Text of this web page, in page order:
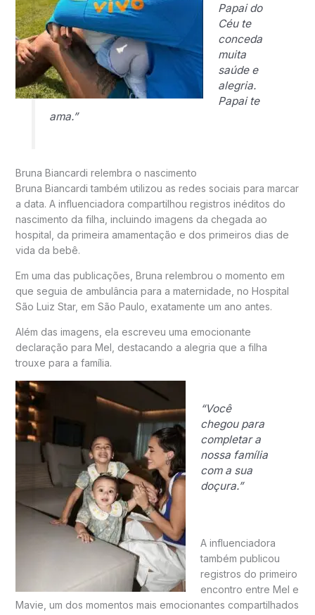
Papai do
Céu te
conceda
muita
saúde e
alegria.
Papai te
ama.”
Bruna Biancardi relembra o nascimento
Bruna Biancardi também utilizou as redes sociais para marcar
a data. A influenciadora compartilhou registros inéditos do
nascimento da filha, incluindo imagens da chegada ao
hospital, da primeira amamentação e dos primeiros dias de
vida da bebê.
Em uma das publicações, Bruna relembrou o momento em
que seguia de ambulância para a maternidade, no Hospital
São Luiz Star, em São Paulo, exatamente um ano antes.
Além das imagens, ela escreveu uma emocionante
declaração para Mel, destacando a alegria que a filha
trouxe para a família.
“Você
chegou para
completar a
nossa família
com a sua
doçura.”
A influenciadora
também publicou
registros do primeiro
encontro entre Mel e
Mavie, um dos momentos mais emocionantes compartilhados